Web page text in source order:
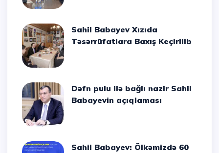
Sahil Babayev Xızıda
Təsərrüfatlara Baxış Keçirilib
Dəfn pulu ilə bağlı nazir Sahil
Babayevin açıqlaması
Sahil Babayev: Ölkəmizdə 60